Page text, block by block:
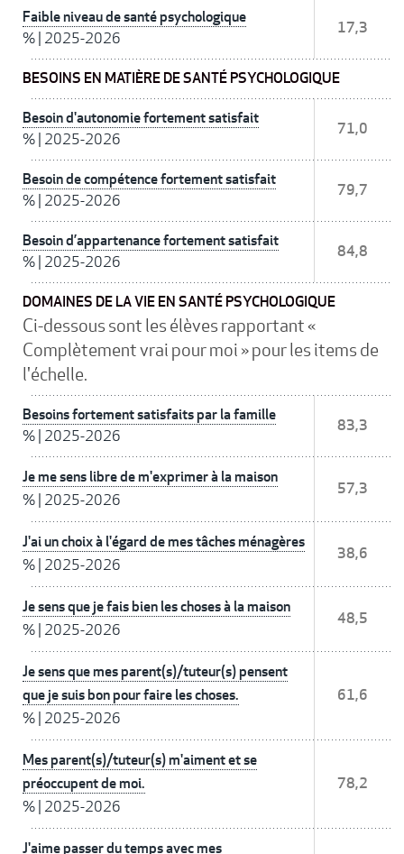
Faible niveau de santé psychologique
% 2025-2026
17,3
BESOINS EN MATIÈRE DE SANTÉ PSYCHOLOGIQUE
Besoin d'autonomie fortement satisfait
% 2025-2026
71,0
Besoin de compétence fortement satisfait
% 2025-2026
79,7
Besoin d’appartenance fortement satisfait
% 2025-2026
84,8
DOMAINES DE LA VIE EN SANTÉ PSYCHOLOGIQUE
Ci-dessous sont les élèves rapportant «
Complètement vrai pour moi » pour les items de
l'échelle.
Besoins fortement satisfaits par la famille
% 2025-2026
83,3
Je me sens libre de m'exprimer à la maison
% 2025-2026
57,3
J'ai un choix à l'égard de mes tâches ménagères
% 2025-2026
38,6
Je sens que je fais bien les choses à la maison
% 2025-2026
48,5
Je sens que mes parent(s)/tuteur(s) pensent
que je suis bon pour faire les choses.
% 2025-2026
61,6
Mes parent(s)/tuteur(s) m'aiment et se
préoccupent de moi.
% 2025-2026
78,2
J'aime passer du temps avec mes